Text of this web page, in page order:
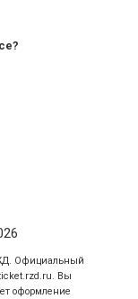
на
Официальный
Вы
оформление